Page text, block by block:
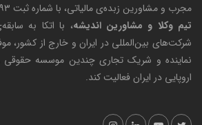
مجرب و مشاورین زبده‌ی مالیاتی، با شماره ثبت ۳۵۸۹۳ تاسیس شد.
تیم وکلا و مشاورین اندیشه، با اتکا به
شرکت‌های بین‌المللی در ایران و خارج از کشور،
نماینده و شریک تجاری چندین موسسه حقوقی و
اروپایی در ایران فعالیت کند.